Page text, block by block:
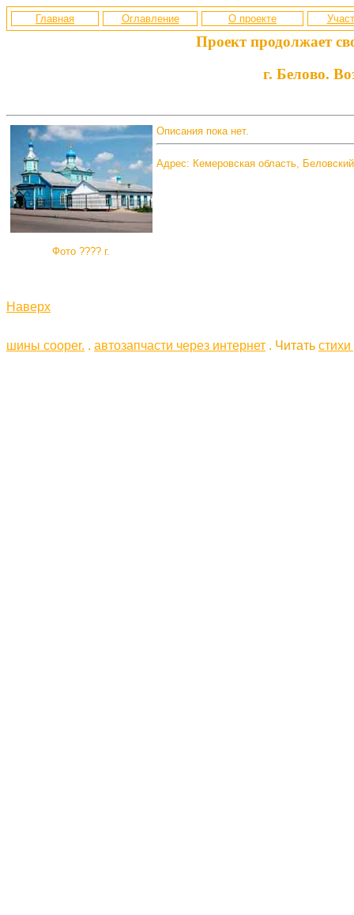
Главная Оглавление О проекте
Проект продолжает
г. Белово.
Фото ???? г.
Описания пока нет.
Адрес: Кемеровская область,
Наверх
шины cooper. . автозапчасти через интернет . Читать